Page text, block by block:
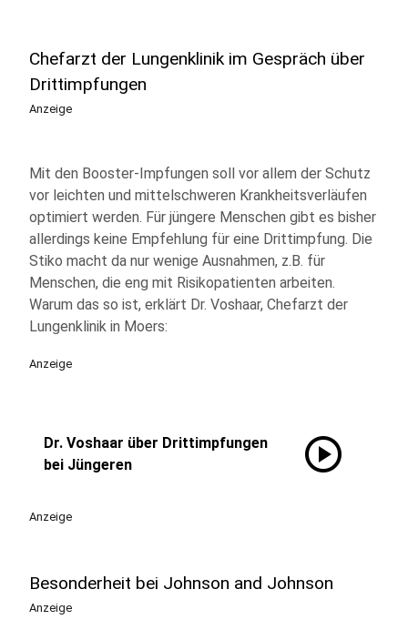
Chefarzt der Lungenklinik im Gespräch über
Drittimpfungen
Anzeige
Mit den Booster-Impfungen soll vor allem der Schutz
vor leichten und mittelschweren Krankheitsverläufen
optimiert werden. Für jüngere Menschen gibt es bisher
allerdings keine Empfehlung für eine Drittimpfung. Die
Stiko macht da nur wenige Ausnahmen, z.B. für
Menschen, die eng mit Risikopatienten arbeiten.
Warum das so ist, erklärt Dr. Voshaar, Chefarzt der
Lungenklinik in Moers:
Anzeige
Dr. Voshaar über Drittimpfungen
bei Jüngeren
play_circle
Anzeige
Besonderheit bei Johnson and Johnson
Anzeige